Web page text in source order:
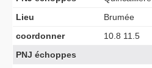
Lieu
Brumée
coordonner
10.8 11.5
PNJ échoppes